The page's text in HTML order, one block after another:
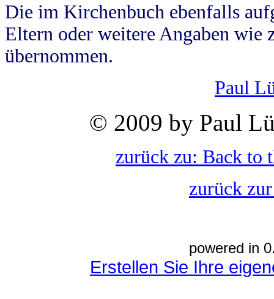
Die im Kirchenbuch ebenfalls
Eltern oder weitere Angaben wie
übernommen.
Paul
© 2009 by Paul
zurück zu: Back to
zurück
powered in
Erstellen Sie Ihre